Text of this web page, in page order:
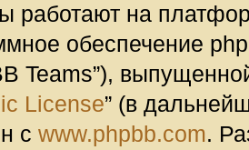
на
обеспечение
Teams”),
License” (в
с www.phpbb.com.